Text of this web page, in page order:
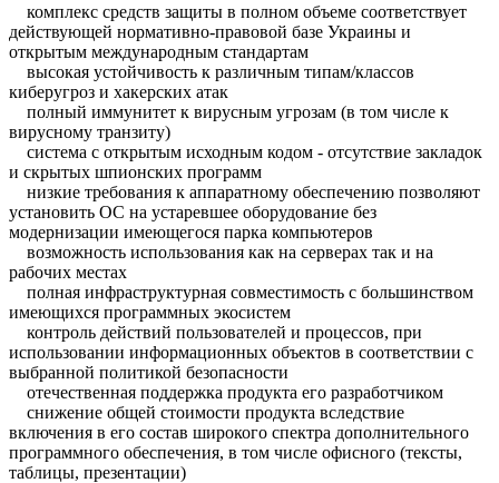
комплекс средств защиты в полном объеме соответствует
действующей нормативно-правовой базе Украины и
открытым международным стандартам
высокая устойчивость к различным типам/классов
киберугроз и хакерских атак
полный иммунитет к вирусным угрозам (в том числе к
вирусному транзиту)
система с открытым исходным кодом - отсутствие закладок
и скрытых шпионских программ
низкие требования к аппаратному обеспечению позволяют
установить ОС на устаревшее оборудование без
модернизации имеющегося парка компьютеров
возможность использования как на серверах так и на
рабочих местах
полная инфраструктурная совместимость с большинством
имеющихся программных экосистем
контроль действий пользователей и процессов, при
использовании информационных объектов в соответствии с
выбранной политикой безопасности
отечественная поддержка продукта его разработчиком
снижение общей стоимости продукта вследствие
включения в его состав широкого спектра дополнительного
программного обеспечения, в том числе офисного (тексты,
таблицы, презентации)